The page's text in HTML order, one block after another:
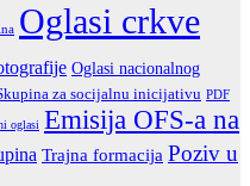
Oglasi crkve
Oglasi nacionalnog
za socijalnu inicijativu PDF
oglasi Emisija OFS-a na
Trajna formacija Poziv u